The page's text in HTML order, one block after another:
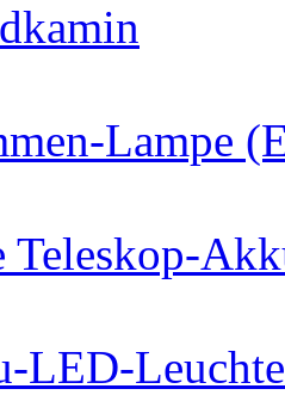
Lampe
Teleskop-
LED-Leuchte